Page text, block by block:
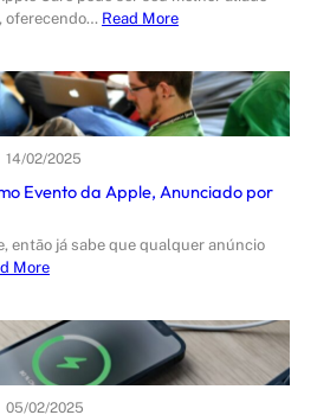
oferecendo… Read More
14/02/2025
Evento da Apple, Anunciado por
então já sabe que qualquer anúncio
More
05/02/2025